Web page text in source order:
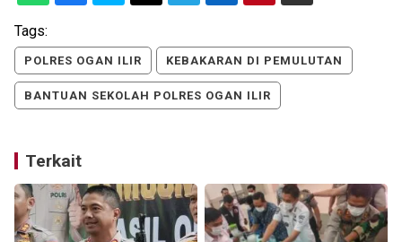
Tags:
POLRES OGAN ILIR KEBAKARAN DI PEMULUTAN
BANTUAN SEKOLAH POLRES OGAN ILIR
Terkait